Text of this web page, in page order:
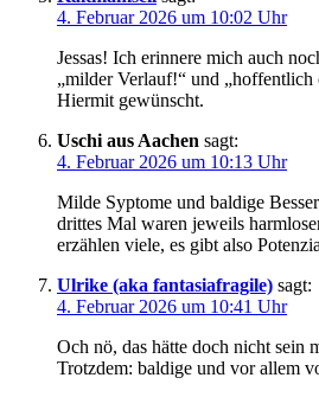
4. Februar 2026 um 10:02 Uhr
Jessas! Ich erinnere mich auch
„milder Verlauf!“ und
Hiermit gewünscht.
Uschi aus Aachen sagt:
4. Februar 2026 um 10:13 Uhr
Milde Syptome und baldige
drittes Mal waren jeweils
erzählen viele, es gibt also
Ulrike (aka fantasiafragile) sagt:
4. Februar 2026 um 10:41 Uhr
Och nö, das hätte doch nicht sein
Trotzdem: baldige und vor allem